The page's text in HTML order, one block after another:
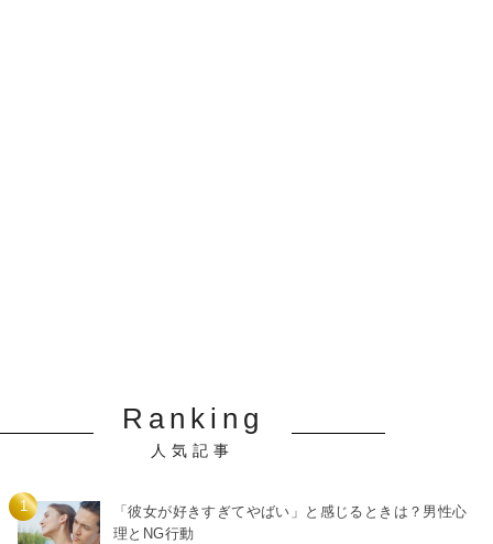
Ranking
人気記事
「彼女が好きすぎてやばい」と感じるときは？男性心
理とNG行動